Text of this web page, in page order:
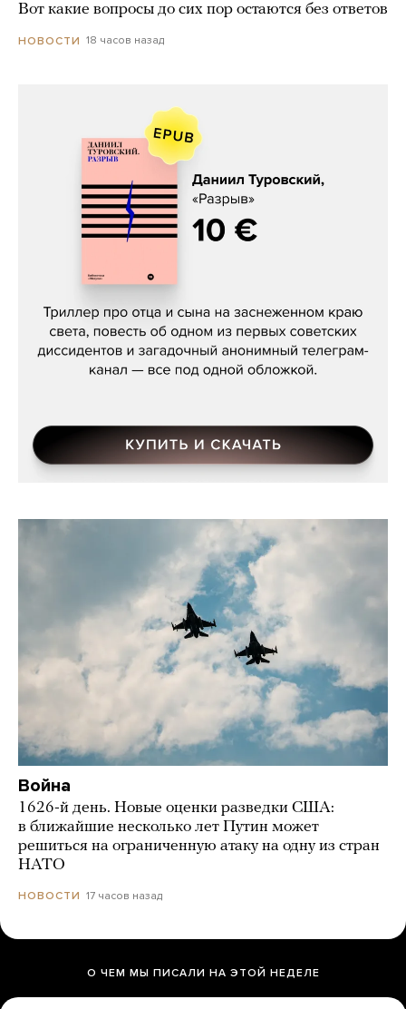
Вот какие вопросы до сих пор остаются без ответов
НОВОСТИ 18 часов назад
Даниил Туровский, «Разрыв»
Война
1626-й день. Новые оценки разведки США:
в ближайшие несколько лет Путин может
решиться на ограниченную атаку на одну из стран
НАТО
НОВОСТИ 17 часов назад
О ЧЕМ МЫ ПИСАЛИ НА ЭТОЙ НЕДЕЛЕ